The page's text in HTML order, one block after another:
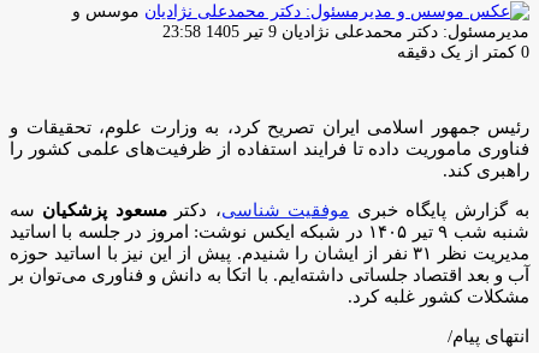
موسس و
مدیرمسئول: دکتر محمدعلی نژادیان ارسال
9 تیر 1405 23:58
0 کمتر از یک دقیقه
رئیس جمهور اسلامی ایران تصریح کرد، به وزارت علوم، تحقیقات و
فناوری ماموریت داده‌ تا فرایند استفاده از ظرفیت‌های علمی کشور را
راهبری کند.
به گزارش پایگاه خبری موفقیت شناسی، دکترمسعود پزشکیان سه
شنبه شب ۹ تیر ۱۴۰۵ در شبکه ایکس نوشت: امروز در جلسه با اساتید
مدیریت نظر ۳۱ نفر از ایشان را شنیدم. پیش از این نیز با اساتید حوزه
آب و بعد اقتصاد جلساتی داشته‌ایم. با اتکا به دانش و فناوری می‌توان بر
مشکلات کشور غلبه کرد.
انتهای پیام/